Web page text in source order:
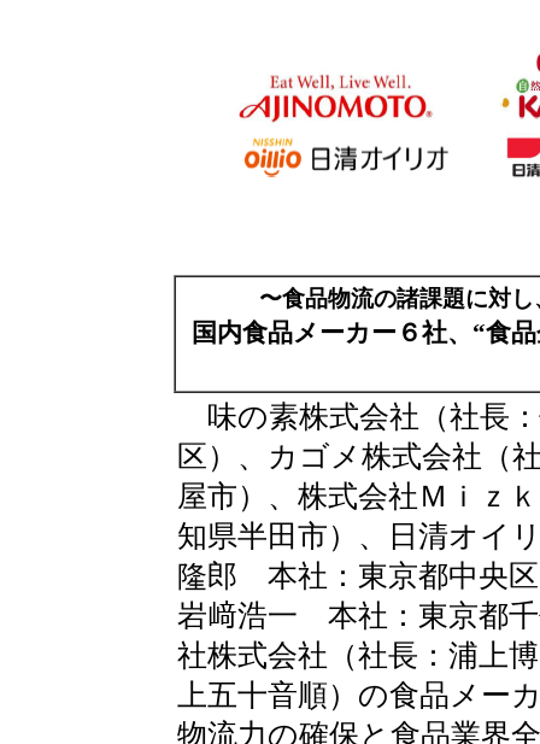
〜食品物流の諸課題に対
国内食品メーカー６社、“食
味の素株式会社（社長
区）、カゴメ株式会社（
屋市）、株式会社Ｍｉｚ
知県半田市）、日清オイ
隆郎 本社：東京都中央
岩﨑浩一 本社：東京都
社株式会社（社長：浦上
上五十音順）の食品メー
物流力の確保と食品業界